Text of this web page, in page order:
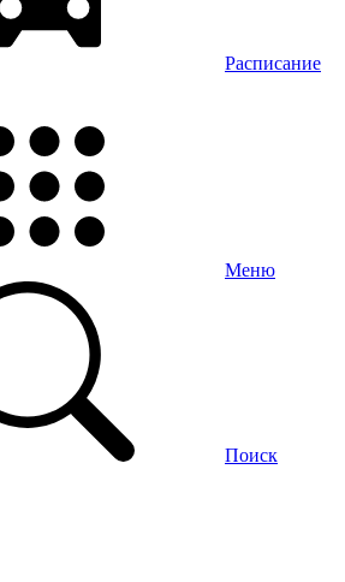
Расписание
Меню
Поиск